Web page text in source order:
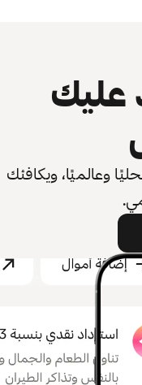
عليك
وعالميًا، ويكافئك